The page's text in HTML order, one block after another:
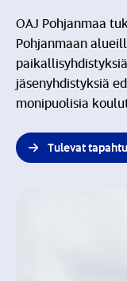
OAJ Pohjanmaa
Pohjanmaan
jäsenyhdistyksiä
monipuolisia
Tulevat